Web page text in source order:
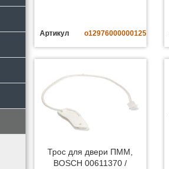
Артикул o12976000000125
Трос для двери ПММ,
BOSCH 00611370 /